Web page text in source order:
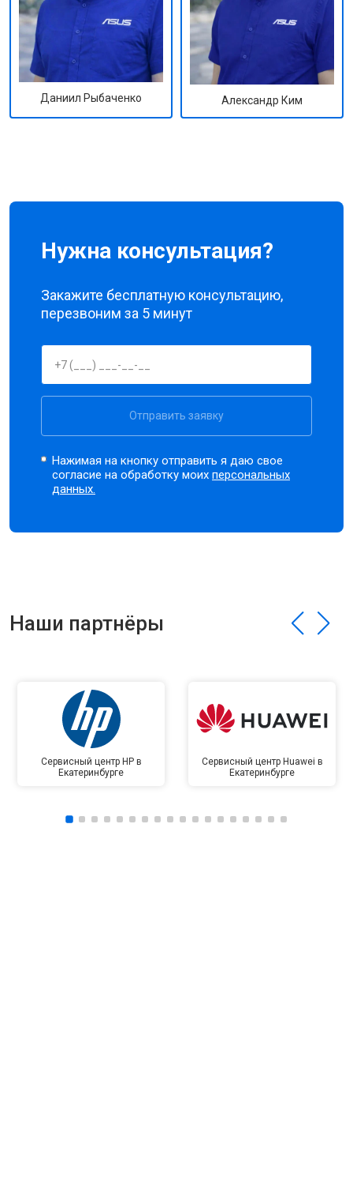
Даниил Рыбаченко Александр Ким
Нужна консультация?
Закажите бесплатную консультацию,
перезвоним за 5 минут
Отправить заявку
Нажимая на кнопку отправить я даю свое
согласие на обработку моихперсональных
данных.
Наши партнёры
Сервисный центр HP в
Екатеринбурге
Сервисный центр Huawei в
Екатеринбурге